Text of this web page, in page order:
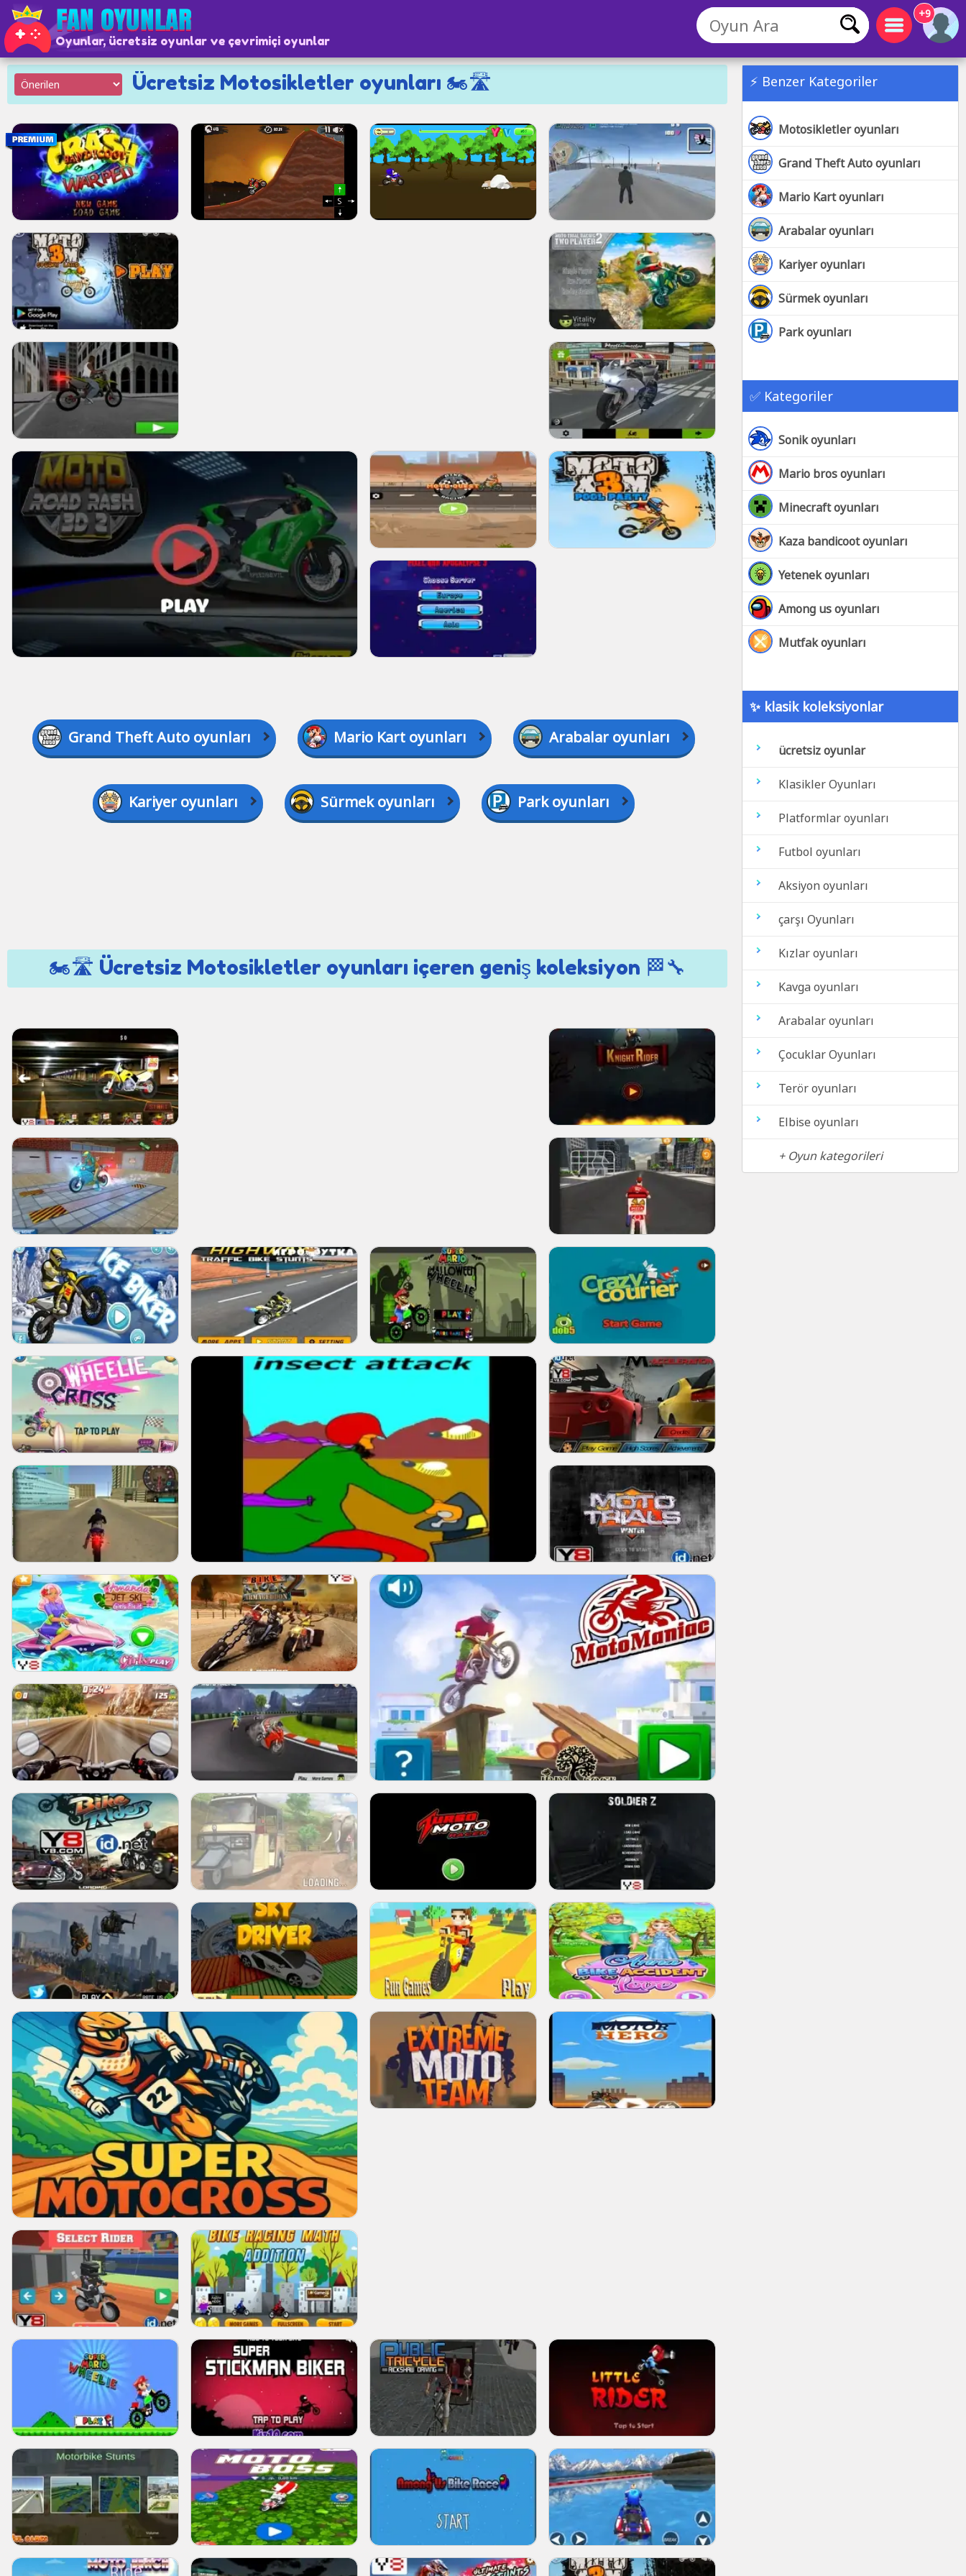
Oyunlar, ücretsiz oyunlar ve çevrimiçi oyunlar
+9
⚡ Benzer Kategoriler
Motosikletler oyunları
Grand Theft Auto oyunları
Mario Kart oyunları
Arabalar oyunları
Kariyer oyunları
Sürmek oyunları
Park oyunları
✅ Kategoriler
Sonik oyunları
Mario bros oyunları
Minecraft oyunları
Kaza bandicoot oyunları
Yetenek oyunları
Among us oyunları
Mutfak oyunları
✨ klasik koleksiyonlar
ücretsiz oyunlar
Klasikler Oyunları
Platformlar oyunları
Futbol oyunları
Aksiyon oyunları
çarşı Oyunları
Kızlar oyunları
Kavga oyunları
Arabalar oyunları
Çocuklar Oyunları
Terör oyunları
Elbise oyunları
+ Oyun kategorileri
Ücretsiz Motosikletler oyunları 🏍️🛣️
Grand Theft Auto oyunları Mario Kart oyunları Arabalar oyunları
Kariyer oyunları Sürmek oyunları Park oyunları
🏍️🛣️ Ücretsiz Motosikletler oyunları içeren geniş koleksiyon 🏁🔧